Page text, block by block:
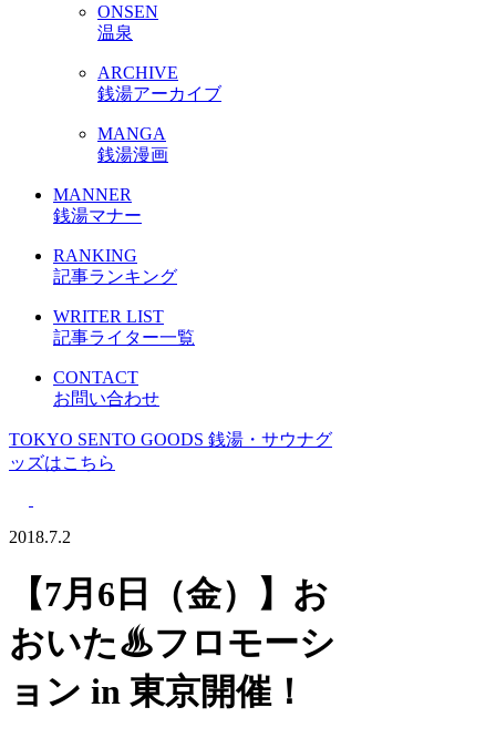
ONSEN
温泉
ARCHIVE
銭湯アーカイブ
MANGA
銭湯漫画
MANNER
銭湯マナー
RANKING
記事ランキング
WRITER LIST
記事ライター一覧
CONTACT
お問い合わせ
TOKYO SENTO GOODS 銭湯・サウナグ
ッズはこちら
2018.7.2
【7月6日（金）】お
おいた♨フロモーシ
ョン in 東京開催！